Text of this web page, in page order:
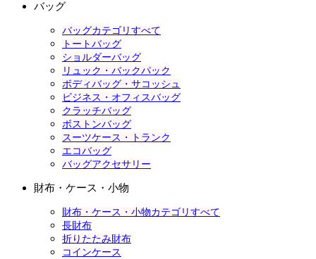
バッグ
バッグカテゴリすべて
トートバッグ
ショルダーバッグ
リュック・バックパック
ボディバッグ・サコッシュ
ビジネス・オフィスバッグ
クラッチバッグ
ボストンバッグ
スーツケース・トランク
エコバッグ
バッグアクセサリー
財布・ケース・小物
財布・ケース・小物カテゴリすべて
長財布
折りたたみ財布
コインケース